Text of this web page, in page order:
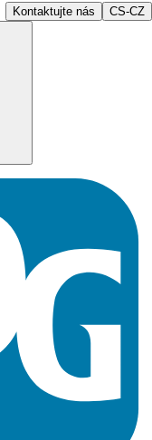
Kontaktujte nás CS-CZ